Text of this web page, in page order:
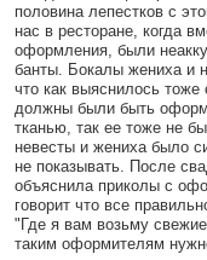
половина лепестков с
нас в ресторане, когда
оформления, были
банты. Бокалы жениха и
что как выяснилось
должны были быть
тканью, так ее тоже не
невесты и жениха было
не показывать. После
объяснила приколы с
говорит что все
"Где я вам возьму
таким оформителям